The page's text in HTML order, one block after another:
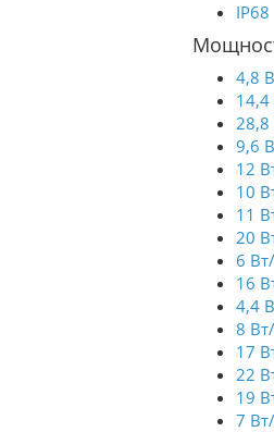
IP68
4,8
9,6
12
10
11
20
6
16
4,4
8
17
22
19
7